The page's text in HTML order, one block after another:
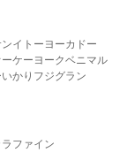
イトーヨーカドー
ーケー ヨークベニマル
いかり フジグラン
ラファイン